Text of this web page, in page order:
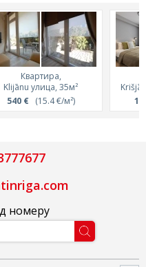
Квартира,
Klijānu улица, 35м²
540 €(15.4 €/м²)
1
номеру